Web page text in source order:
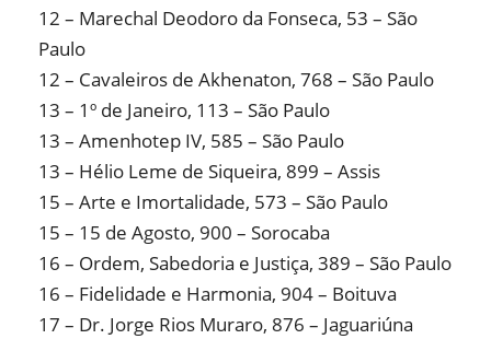
12 – Marechal Deodoro da Fonseca, 53 – São
Paulo
12 – Cavaleiros de Akhenaton, 768 – São Paulo
13 – 1º de Janeiro, 113 – São Paulo
13 – Amenhotep IV, 585 – São Paulo
13 – Hélio Leme de Siqueira, 899 – Assis
15 – Arte e Imortalidade, 573 – São Paulo
15 – 15 de Agosto, 900 – Sorocaba
16 – Ordem, Sabedoria e Justiça, 389 – São Paulo
16 – Fidelidade e Harmonia, 904 – Boituva
17 – Dr. Jorge Rios Muraro, 876 – Jaguariúna